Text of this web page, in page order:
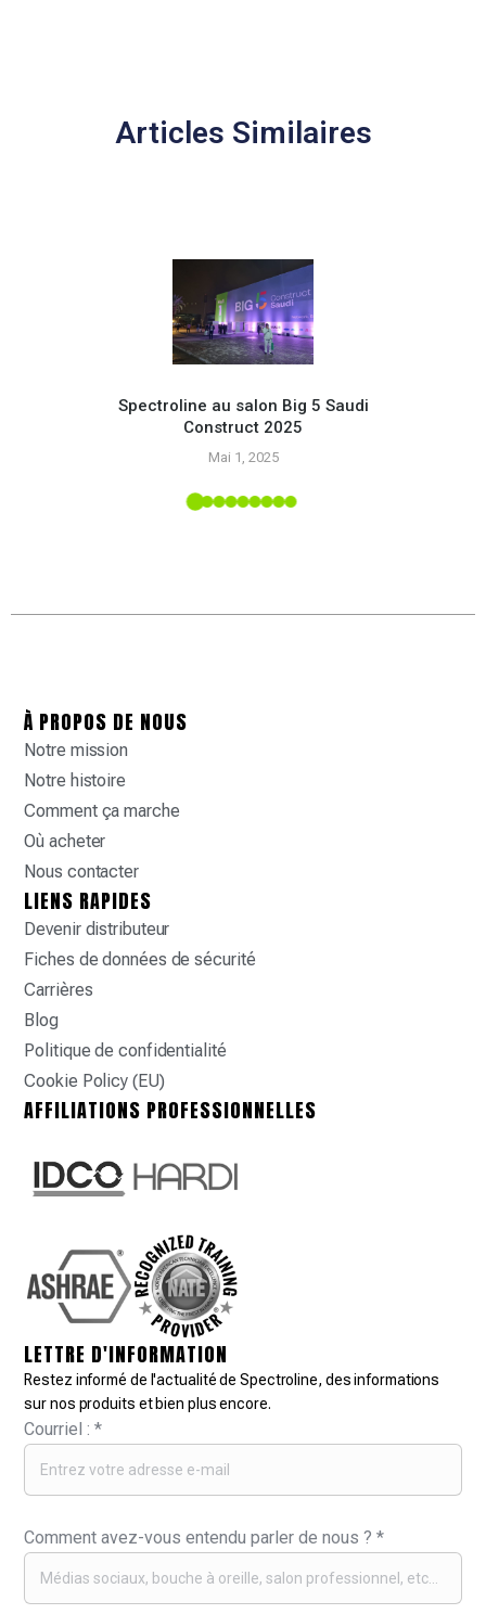
Articles Similaires
Spectroline au salon Big 5 Saudi
Construct 2025
Mai 1, 2025
À PROPOS DE NOUS
Notre mission
Notre histoire
Comment ça marche
Où acheter
Nous contacter
LIENS RAPIDES
Devenir distributeur
Fiches de données de sécurité
Carrières
Blog
Politique de confidentialité
Cookie Policy (EU)
AFFILIATIONS PROFESSIONNELLES
LETTRE D'INFORMATION
Restez informé de l'actualité de Spectroline, des informations
sur nos produits et bien plus encore.
Courriel :*
Comment avez-vous entendu parler de nous ?*